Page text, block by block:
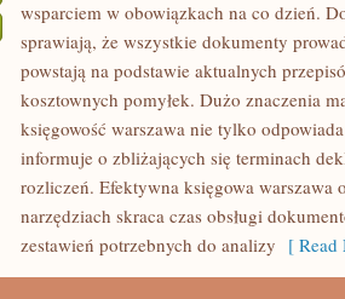
wsparciem w obowiązkach na co dzień.
sprawiają, że wszystkie dokumenty
powstają na podstawie aktualnych
kosztownych pomyłek. Dużo znaczenia
księgowość warszawa nie tylko
informuje o zbliżających się terminach
rozliczeń. Efektywna księgowa warszawa
narzędziach skraca czas obsługi
zestawień potrzebnych do analizy [ Read